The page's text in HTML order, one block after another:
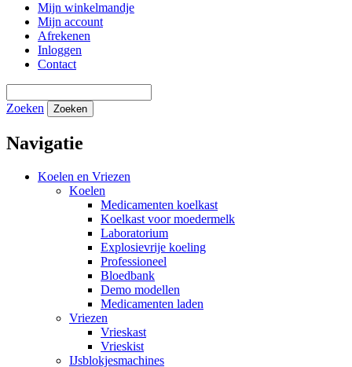
Mijn winkelmandje
Mijn account
Afrekenen
Inloggen
Contact
Zoeken Zoeken
Navigatie
Koelen en Vriezen
Koelen
Medicamenten koelkast
Koelkast voor moedermelk
Laboratorium
Explosievrije koeling
Professioneel
Bloedbank
Demo modellen
Medicamenten laden
Vriezen
Vrieskast
Vrieskist
IJsblokjesmachines